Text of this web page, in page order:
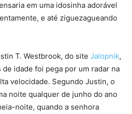
em uma idosinha adorável
e até ziguezagueando
T. Westbrook, do site Jalopnik,
idade foi pega por um radar na
velocidade. Segundo Justin, o
noite qualquer de junho do ano
noite, quando a senhora